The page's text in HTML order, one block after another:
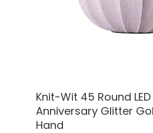
Knit-Wit 45 Round
Anniversary Glitter
Hand